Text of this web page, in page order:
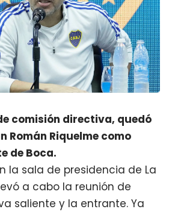
comisión directiva, quedó
Román Riquelme como
de Boca.
la sala de presidencia de La
a cabo la reunión de
saliente y la entrante. Ya